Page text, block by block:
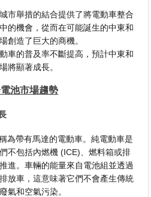
市舉措的結合提供了將電動車整合
的機會，從而在可能誕生的中東和
創造了巨大的商機。
車的普及率不斷提高，預計中東和
將顯著成長。
池市場趨勢
為帶有馬達的電動車。純電動車是
不包括內燃機 (ICE)、燃料箱或排
進。車輛的能量來自電池組並透過
放車，這意味著它們不會產生傳統
氣和空氣污染。